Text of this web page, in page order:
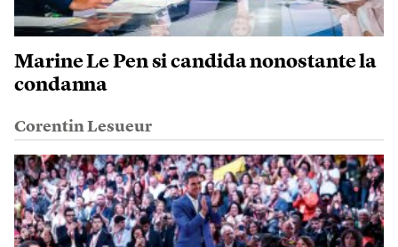
Marine Le Pen si candida nonostante la
condanna
Corentin Lesueur